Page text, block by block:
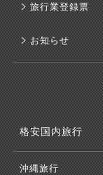
旅行業登録票
お知らせ
格安国内旅行
沖縄旅行